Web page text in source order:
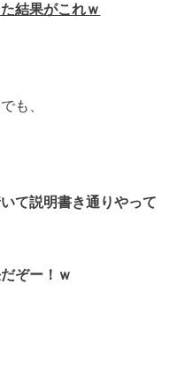
結果がこれｗ
でも、
て説明書き通りやって
ぞー！ｗ